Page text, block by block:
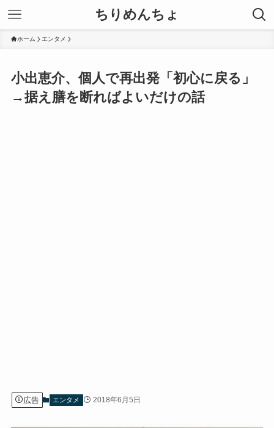
ちりめんちょ
ホーム エンタメ
小出恵介、個人で再出発「初心に戻る」
→据え膳を断ればよいだけの話
広告 エンタメ 2018年6月5日